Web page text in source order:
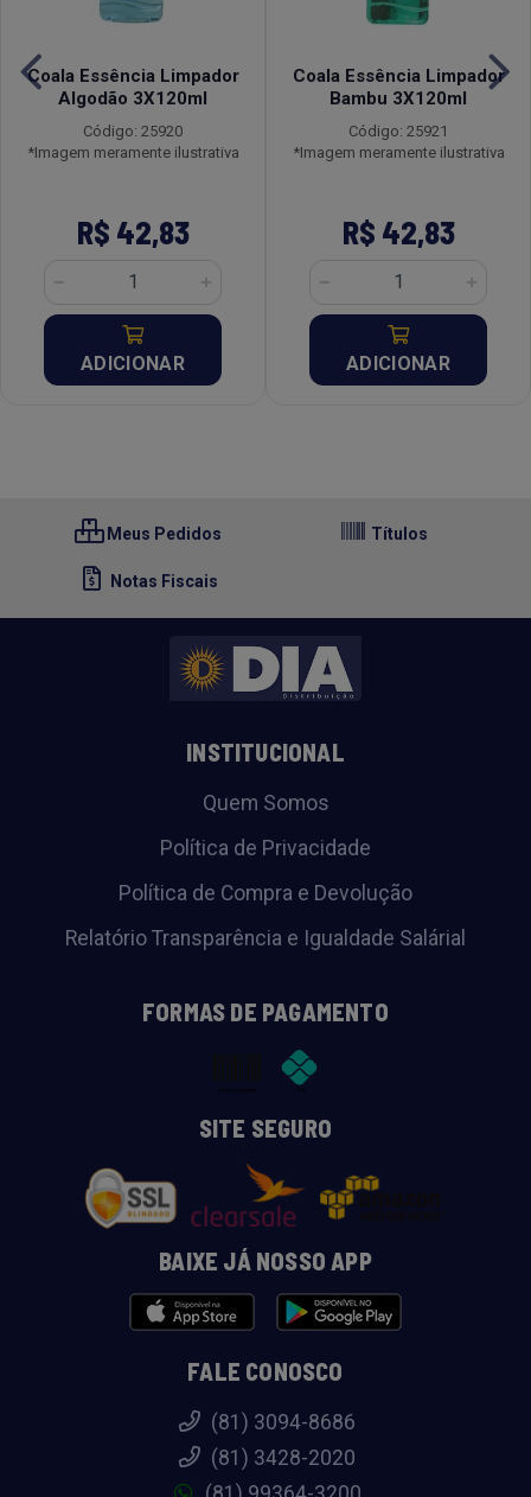
Coala Essência Limpador
Algodão 3X120ml
Código: 25920
*Imagem meramente ilustrativa
R$ 42,83
ADICIONAR
Coala Essência Limpador
Bambu 3X120ml
Código: 25921
*Imagem meramente ilustrativa
R$ 42,83
ADICIONAR
Meus Pedidos Títulos
Notas Fiscais
INSTITUCIONAL
Quem Somos
Política de Privacidade
Política de Compra e Devolução
Relatório Transparência e Igualdade Salárial
FORMAS DE PAGAMENTO
SITE SEGURO
BAIXE JÁ NOSSO APP
FALE CONOSCO
(81) 3094-8686
(81) 3428-2020